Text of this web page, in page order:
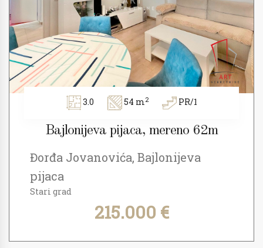
3.0 54 m2 PR/1
Bajlonijeva pijaca, mereno 62m
Đorđa Jovanovića, Bajlonijeva
pijaca
Stari grad
215.000 €